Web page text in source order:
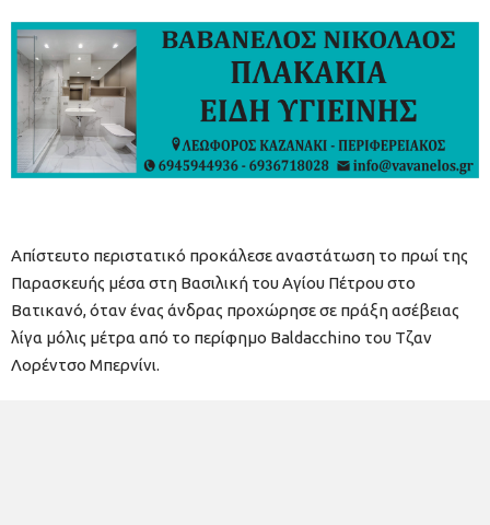
Απίστευτο περιστατικό προκάλεσε αναστάτωση το πρωί της
Παρασκευής μέσα στη Βασιλική του Αγίου Πέτρου στο
Βατικανό, όταν ένας άνδρας προχώρησε σε πράξη ασέβειας
λίγα μόλις μέτρα από το περίφημο Baldacchino του Τζαν
Λορέντσο Μπερνίνι.